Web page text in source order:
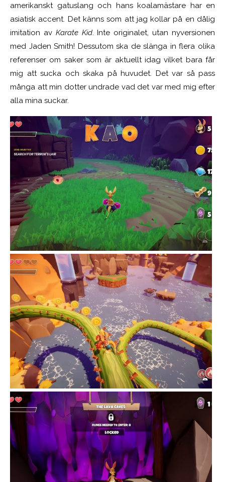
amerikanskt gatuslang och hans koalamästare har en
asiatisk accent. Det känns som att jag kollar på en dålig
imitation av Karate Kid. Inte originalet, utan nyversionen
med Jaden Smith! Dessutom ska de slänga in flera olika
referenser om saker som är aktuellt idag vilket bara får
mig att sucka och skaka på huvudet. Det var så pass
många att min dotter undrade vad det var med mig efter
alla mina suckar.